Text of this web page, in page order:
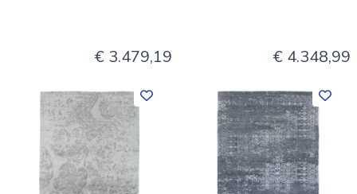
€ 3.479,19 € 4.348,99